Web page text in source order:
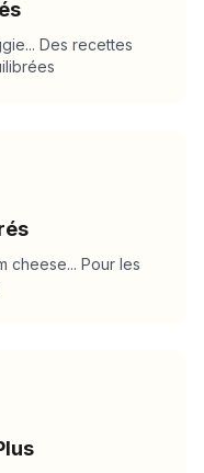
Des recettes
cheese... Pour les